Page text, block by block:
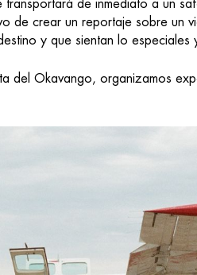
de inmediato a un
de crear un reportaje sobre un
y que sientan lo especiales
del Okavango, organizamos